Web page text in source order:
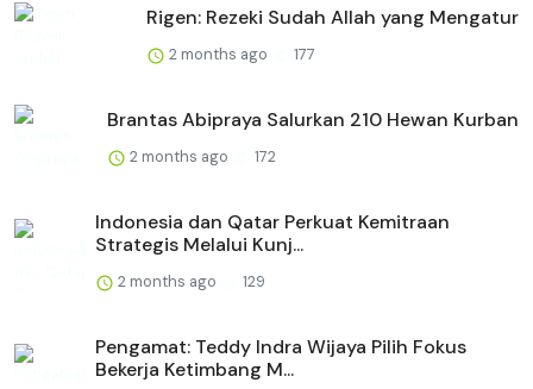
Rigen: Rezeki Sudah Allah yang Mengatur
2 months ago 177
Brantas Abipraya Salurkan 210 Hewan Kurban
2 months ago 172
Indonesia dan Qatar Perkuat Kemitraan
Strategis Melalui Kunj...
2 months ago 129
Pengamat: Teddy Indra Wijaya Pilih Fokus
Bekerja Ketimbang M...